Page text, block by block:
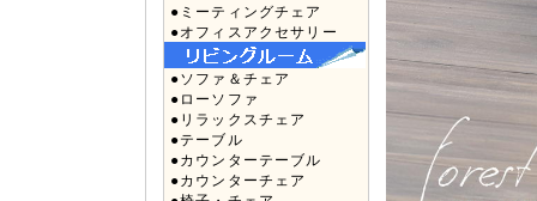
●ミーティングチェア
●オフィスアクセサリー
●ソファ＆チェア
●ローソファ
●リラックスチェア
●テーブル
●カウンターテーブル
●カウンターチェア